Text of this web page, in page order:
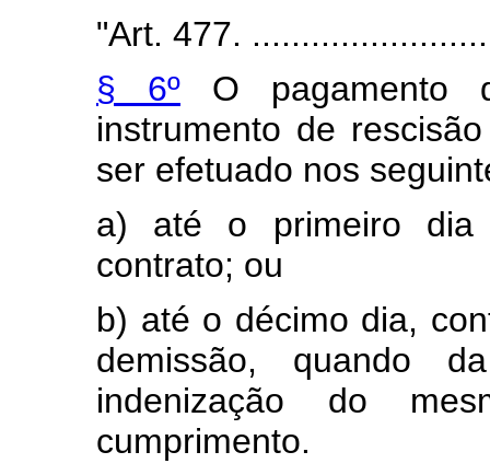
"Art. 477.
§ 6º O pagamento
instrumento de
ser efetuado nos
a) até o primeiro dia
contrato; ou
b) até o décimo dia,
demissão, quando
indenização do
cumprimento.